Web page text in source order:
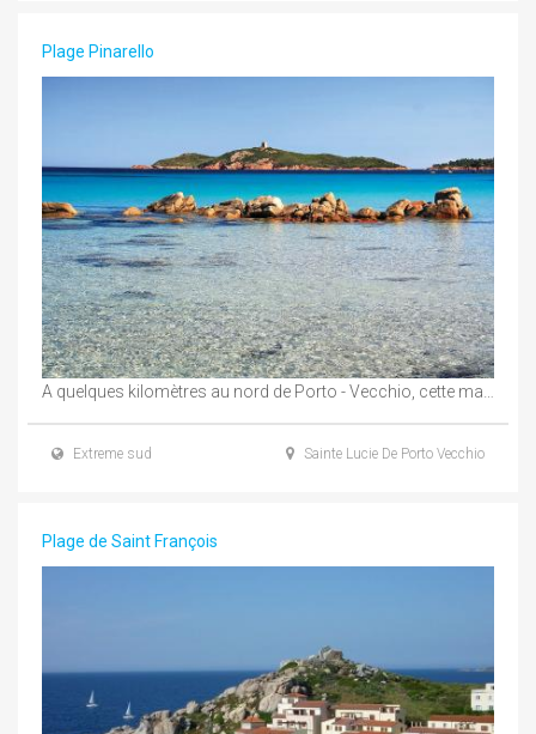
Plage Pinarello
Extreme sud Sainte Lucie De Porto Vecchio
Plage de Saint François